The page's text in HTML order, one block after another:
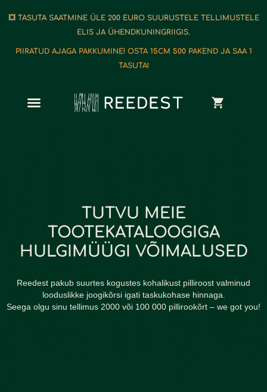
💥 TASUTA SAATMINE ÜLE 200 EURO SUURUSTELE TELLIMUSTELE
ELIS JA ÜHENDKUNINGRIIGIS.
PIIRATUD AJAGA PAKKUMINE! OSTA 15CM 500 PAKEND JA SAA 1
TASUTA!
TUTVU MEIE
TOOTEKATALOOGIGA
HULGIMÜÜGI VÕIMALUSED
Reedest pakub suurtes kogustes kohalikust pilliroost valminud
looduslikke joogikõrsi igati taskukohase hinnaga.
Seega olgu sinu tellimus 2000 või 100 000 pillirookõrt – we got you!